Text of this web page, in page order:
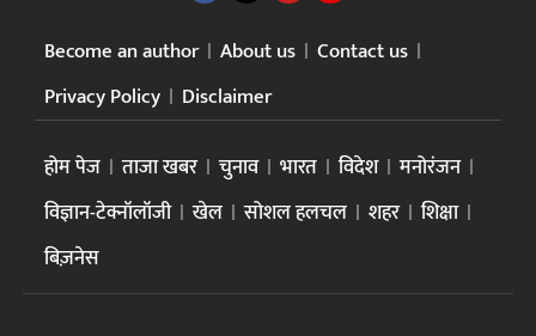
Become an author About us
Contact us
Privacy Policy
Disclaimer
होम पेज ताजा खबर चुनाव भारत विदेश
मनोरंजन
विज्ञान-टेक्नॉलॉजी
खेल सोशल हलचल शहर
शिक्षा
बिज़नेस